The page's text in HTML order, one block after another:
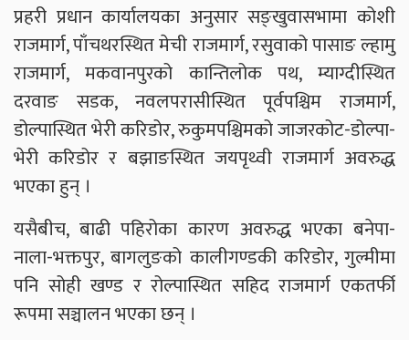
प्रहरी प्रधान कार्यालयका अनुसार सङ्खुवासभामा कोशी
राजमार्ग, पाँचथरस्थित मेची राजमार्ग, रसुवाको पासाङ ल्हामु
राजमार्ग, मकवानपुरको कान्तिलोक पथ, म्याग्दीस्थित
दरवाङ सडक, नवलपरासीस्थित पूर्वपश्चिम राजमार्ग,
डोल्पास्थित भेरी करिडोर, रुकुमपश्चिमको जाजरकोट-डोल्पा-
भेरी करिडोर र बझाङस्थित जयपृथ्वी राजमार्ग अवरुद्ध
भएका हुन् ।
यसैबीच, बाढी पहिरोका कारण अवरुद्ध भएका बनेपा-
नाला-भक्तपुर, बागलुङको कालीगण्डकी करिडोर, गुल्मीमा
पनि सोही खण्ड र रोल्पास्थित सहिद राजमार्ग एकतर्फी
रूपमा सञ्चालन भएका छन् ।